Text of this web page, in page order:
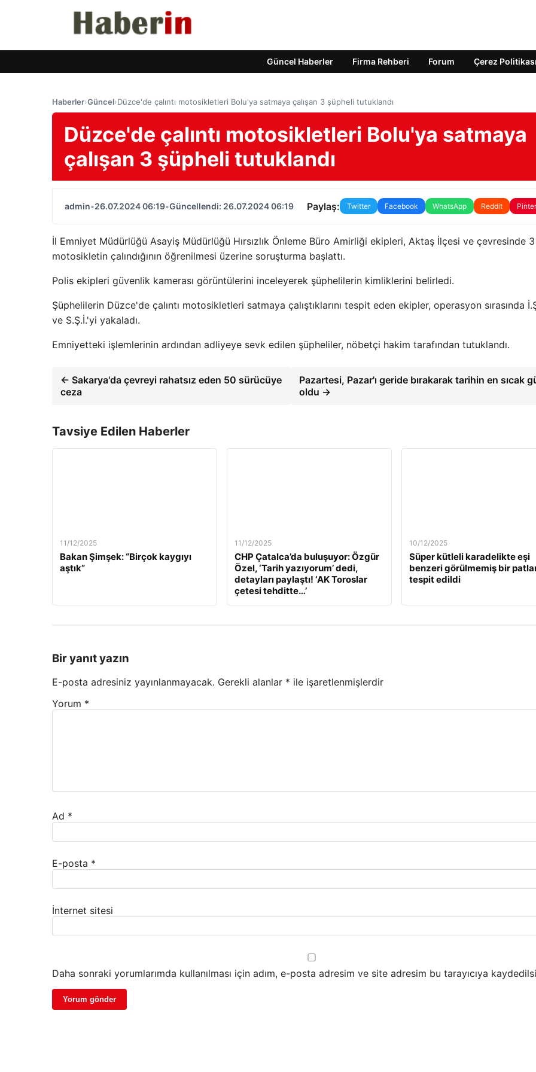
Güncel Haberler Firma Rehberi Forum Çerez Politikası
Haberler›Güncel›Düzce'de çalıntı motosikletleri Bolu'ya satmaya çalışan 3 şüpheli tutuklandı
Düzce'de çalıntı motosikletleri Bolu'ya satmaya
çalışan 3 şüpheli tutuklandı
admin•26.07.2024 06:19•Güncellendi: 26.07.2024 06:19 Paylaş: Twitter Facebook WhatsApp Reddit
İl Emniyet Müdürlüğü Asayiş Müdürlüğü Hırsızlık Önleme Büro Amirliği ekipleri, Aktaş İlçesi ve çevresinde 3
motosikletin çalındığının öğrenilmesi üzerine soruşturma başlattı.
Polis ekipleri güvenlik kamerası görüntülerini inceleyerek şüphelilerin kimliklerini belirledi.
Şüphelilerin Düzce'de çalıntı motosikletleri satmaya çalıştıklarını tespit eden ekipler, operasyon sırasında
ve S.Ş.İ.'yi yakaladı.
Emniyetteki işlemlerinin ardından adliyeye sevk edilen şüpheliler, nöbetçi hakim tarafından tutuklandı.
← Sakarya'da çevreyi rahatsız eden 50 sürücüye
ceza
Pazartesi, Pazar'ı geride bırakarak tarihin en sıcak
oldu →
Tavsiye Edilen Haberler
11/12/2025
Bakan Şimşek: “Birçok kaygıyı
aştık”
11/12/2025
CHP Çatalca’da buluşuyor: Özgür
Özel, ‘Tarih yazıyorum’ dedi,
detayları paylaştı! ‘AK Toroslar
çetesi tehditte…’
10/12/2025
Süper kütleli karadelikte eşi
benzeri görülmemiş bir
tespit edildi
Bir yanıt yazın
E-posta adresiniz yayınlanmayacak. Gerekli alanlar * ile işaretlenmişlerdir
Yorum *
Ad *
E-posta *
İnternet sitesi
Daha sonraki yorumlarımda kullanılması için adım, e-posta adresim ve site adresim bu tarayıcıya